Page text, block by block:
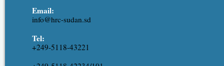
Email:
info@hrc-sudan.sd
Tel:
+249-5118-43221